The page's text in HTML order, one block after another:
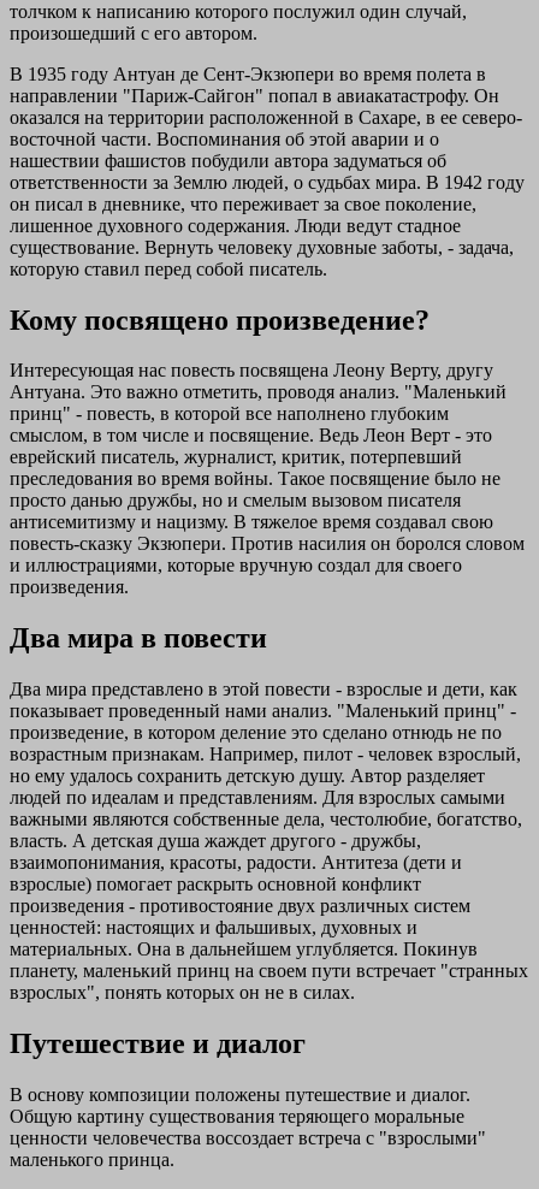
толчком к написанию которого послужил один случай,
произошедший с его автором.
В 1935 году Антуан де Сент-Экзюпери во время полета в
направлении "Париж-Сайгон" попал в авиакатастрофу. Он
оказался на территории расположенной в Сахаре, в ее северо-
восточной части. Воспоминания об этой аварии и о
нашествии фашистов побудили автора задуматься об
ответственности за Землю людей, о судьбах мира. В 1942 году
он писал в дневнике, что переживает за свое поколение,
лишенное духовного содержания. Люди ведут стадное
существование. Вернуть человеку духовные заботы, - задача,
которую ставил перед собой писатель.
Кому посвящено произведение?
Интересующая нас повесть посвящена Леону Верту, другу
Антуана. Это важно отметить, проводя анализ. "Маленький
принц" - повесть, в которой все наполнено глубоким
смыслом, в том числе и посвящение. Ведь Леон Верт - это
еврейский писатель, журналист, критик, потерпевший
преследования во время войны. Такое посвящение было не
просто данью дружбы, но и смелым вызовом писателя
антисемитизму и нацизму. В тяжелое время создавал свою
повесть-сказку Экзюпери. Против насилия он боролся словом
и иллюстрациями, которые вручную создал для своего
произведения.
Два мира в повести
Два мира представлено в этой повести - взрослые и дети, как
показывает проведенный нами анализ. "Маленький принц" -
произведение, в котором деление это сделано отнюдь не по
возрастным признакам. Например, пилот - человек взрослый,
но ему удалось сохранить детскую душу. Автор разделяет
людей по идеалам и представлениям. Для взрослых самыми
важными являются собственные дела, честолюбие, богатство,
власть. А детская душа жаждет другого - дружбы,
взаимопонимания, красоты, радости. Антитеза (дети и
взрослые) помогает раскрыть основной конфликт
произведения - противостояние двух различных систем
ценностей: настоящих и фальшивых, духовных и
материальных. Она в дальнейшем углубляется. Покинув
планету, маленький принц на своем пути встречает "странных
взрослых", понять которых он не в силах.
Путешествие и диалог
В основу композиции положены путешествие и диалог.
Общую картину существования теряющего моральные
ценности человечества воссоздает встреча с "взрослыми"
маленького принца.